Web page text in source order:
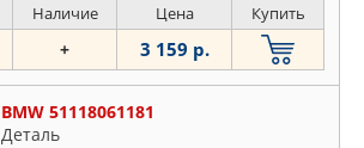
Наличие Цена Купить
+ 3 159 р.
BMW 51118061181
Деталь